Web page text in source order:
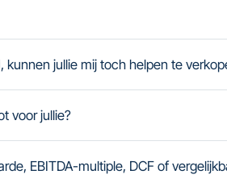
jullie mij toch helpen te
voor jullie?
EBITDA-multiple, DCF of